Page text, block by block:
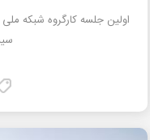
اولین جلسه کارگروه شبکه